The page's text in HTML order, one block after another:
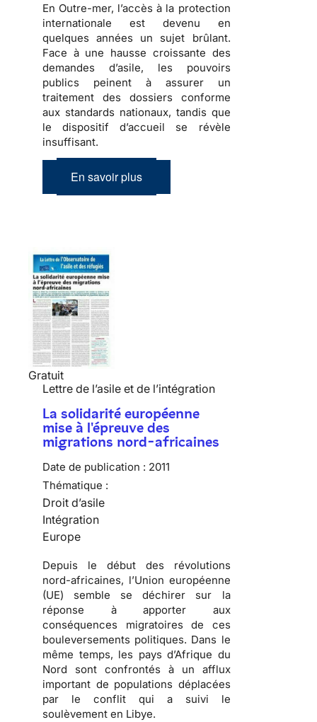
En Outre-mer, l’accès à la protection
internationale est devenu en
quelques années un sujet brûlant.
Face à une hausse croissante des
demandes d’asile, les pouvoirs
publics peinent à assurer un
traitement des dossiers conforme
aux standards nationaux, tandis que
le dispositif d’accueil se révèle
insuffisant.
En savoir plus
Gratuit
Lettre de l’asile et de l’intégration
La solidarité européenne
mise à l'épreuve des
migrations nord-africaines
Date de publication : 2011
Thématique :
Droit d’asile
Intégration
Europe
Depuis le début des révolutions
nord-africaines, l’Union européenne
(UE) semble se déchirer sur la
réponse à apporter aux
conséquences migratoires de ces
bouleversements politiques. Dans le
même temps, les pays d’Afrique du
Nord sont confrontés à un afflux
important de populations déplacées
par le conflit qui a suivi le
soulèvement en Libye.